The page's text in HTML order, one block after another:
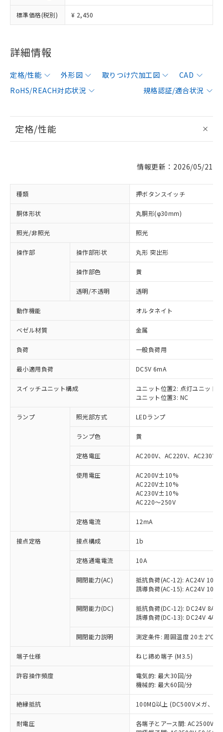
標準価格(税別) ¥ 2,450
詳細情報
定格/性能 外形図 取りつけ穴加工図
CAD
RoHS/REACH対応状況
規格認証/適合状況
定格/性能
情報更新：2026/05/21
種類 押ボタンスイッチ
胴体形状 丸胴形(φ30mm)
照光/非照光 照光
操作部 操作部形状 丸形 突出形
操作部色 黄
透明/不透明 透明
動作機能 オルタネイト
ベゼル材質 金属
負荷 一般負荷用
最小適用負荷 DC5V 6mA
スイッチユニット構成
ユニット位置2: 点灯ユニット
ユニット位置3: NC
ランプ 照光部方式 LEDランプ
ランプ色 黄
定格電圧 AC200V、AC220V、AC230V
使用電圧
AC200V±10%
AC220V±10%
AC230V±10%
AC220～250V
定格電流 12mA
接点定格 接点構成 1b
定格通電電流 10A
開閉能力(AC)
抵抗負荷(AC-12): AC24V 10A/
誘導負荷(AC-15): AC24V
開閉能力(DC)
抵抗負荷(DC-12): DC24V 8A/
誘導負荷(DC-13): DC24V 4A/
開閉能力説明 測定条件: 周囲温度 20±2℃、
端子仕様 ねじ締め端子 (M3.5)
許容操作頻度
電気的: 最大30回/分
機械的: 最大60回/分
絶縁抵抗 100MΩ以上 (DC500Vメガ、点
耐電圧
各端子とアース間: AC2500V
ご利用条件
以下の条件をお読みいただき、同意のうえ
本サービスは、当社制御機器事業取扱
商品の当社在庫状況および標準価格
(税抜)を提供させていただくもので
当社制御機器事業取扱商品の中には、
本サービスの対象外となる商品もある
ことをご了承ください。
在庫状況および標準価格照会結果は、
記載している更新日時点での社内デー
タに基づき作成されるものであり、閲
準価格とは異なる場合があることをご
対応済み：EU RoHS指令（10物質）の
非含有に対応した製品が提供可能な商品で
対応予定：EU RoHS指令（10物質）の非含
有に対応した製品に切り替える予定のある
対応予定なし：EU RoHS指令（10物質）の
非含有に非対応の商品で、対応品を出す予
調査・確認中：EU RoHS指令（10物質）の
非含有の対応状況を調査中または確認中の
非該当品：ライセンス料など無形物で、有
害物質有無と関係のない商品です。
仕入先様の事情により、非含有部品として
いたものが、含有品と判明した場合などや
むを得ず変更することがあります。
*EU RoHS指令（10物質）：
鉛(Pb) 1000ppm以下、 水銀(Hg) 1000ppm以下、 カド
六価クロム(Cr(Ⅵ)) 1000ppm以下、ポリ臭化ビフェニル
「○」：最大均質材料含有率が中国RoHSの
基準値以下であることを示します。
「×」：最大均質材料含有率が中国RoHSの
基準値を超えていることを示します。
「－」：未確認です。当社販売部門へお問
当社は、これら貴社製品のうち、外国
為替および外国貿易法に定める商品
（以下｢規制貨物等」という）を輸出
または国外への提供する場合は、日本
国政府の輸出許可(または役務取引許
可)を取得するなどの必要な手続きを